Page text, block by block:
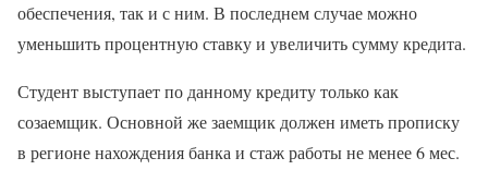
обеспечения, так и с ним. В последнем случае можно
уменьшить процентную ставку и увеличить сумму кредита.
Студент выступает по данному кредиту только как
созаемщик. Основной же заемщик должен иметь прописку
в регионе нахождения банка и стаж работы не менее 6 мес.